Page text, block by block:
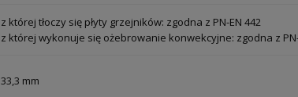
z której tłoczy się płyty grzejników: zgodna z PN-EN 442
z której wykonuje się ożebrowanie konwekcyjne: zgodna z
33,3 mm